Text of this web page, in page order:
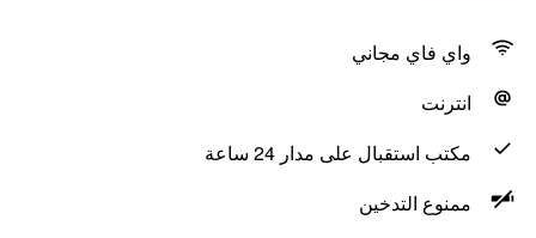
واي فاي مجاني
انترنت
مكتب استقبال على مدار 24 ساعة
ممنوع التدخين